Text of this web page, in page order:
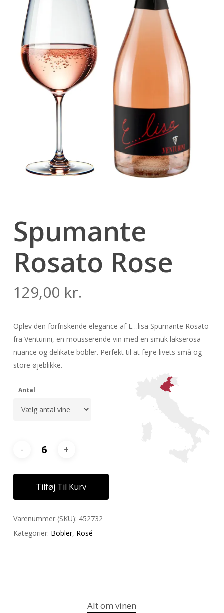
Spumante
Rosato Rose
129,00 kr.
Oplev den forfriskende elegance af E…lisa Spumante Rosato
fra Venturini, en mousserende vin med en smuk lakserosa
nuance og delikate bobler. Perfekt til at fejre livets små og
store øjeblikke.
Antal
Tilføj Til Kurv
Varenummer (SKU): 452732
Kategorier: Bobler, Rosé
Alt om vinen